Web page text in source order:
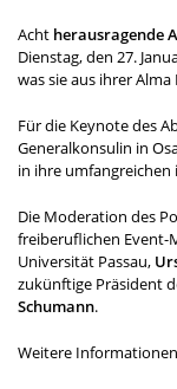
Acht herausragende
Dienstag, den 27.
was sie aus ihrer
Für die Keynotedes
Generalkonsulin in
in ihre
Die Moderation des
freiberuflichen Event-
Universität Passau,
zukünftige Präsident
Schumann.
Weitere